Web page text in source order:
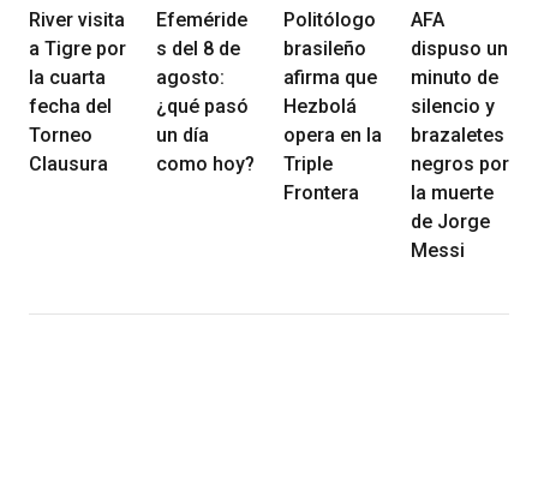
River visita
a Tigre por
la cuarta
fecha del
Torneo
Clausura
Efeméride
s del 8 de
agosto:
¿qué pasó
un día
como hoy?
Politólogo
brasileño
afirma que
Hezbolá
opera en la
Triple
Frontera
AFA
dispuso un
minuto de
silencio y
brazaletes
negros por
la muerte
de Jorge
Messi